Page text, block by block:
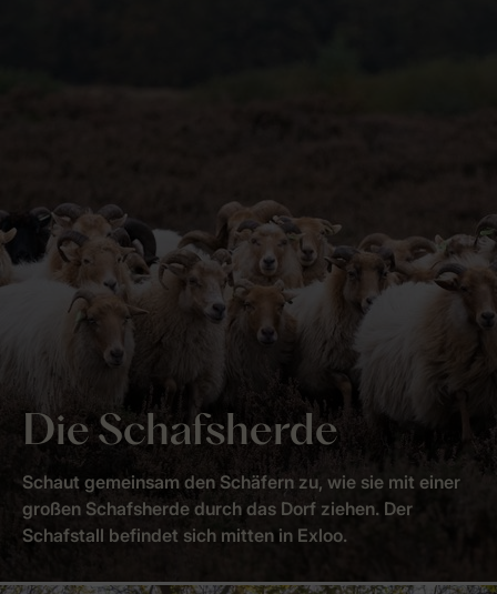
Die Schafsherde
Schaut gemeinsam den Schäfern zu, wie sie mit einer
großen Schafsherde durch das Dorf ziehen. Der
Schafstall befindet sich mitten in Exloo.